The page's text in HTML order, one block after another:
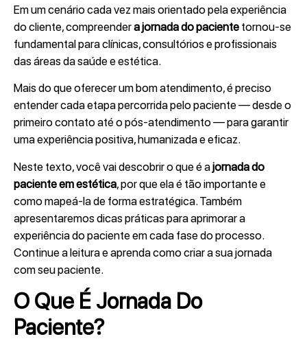
Em um cenário cada vez mais orientado pela experiência
do cliente, compreendera jornada do paciente tornou-se
fundamental para clínicas, consultórios e profissionais
das áreas da saúde e estética.
Mais do que oferecer um bom atendimento, é preciso
entender cada etapa percorrida pelo paciente — desde o
primeiro contato até o pós-atendimento — para garantir
uma experiência positiva, humanizada e eficaz.
Neste texto, você vai descobrir o que é ajornada do
pacienteem estética, por que ela é tão importante e
como mapeá-la de forma estratégica. Também
apresentaremos dicas práticas para aprimorar a
experiência do paciente em cada fase do processo.
Continue a leitura e aprenda como criar a sua jornada
com seu paciente.
O Que É Jornada Do
Paciente?